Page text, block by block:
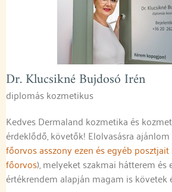
Dr. Klucsikné Bujdosó Irén​
diplomás kozmetikus
Kedves Dermaland kozmetika és
érdeklődő, követők! Elolvasásra
főorvos asszony ezen és egyéb posztjait
főorvos), melyeket szakmai hátterem és
értékrendem alapján magam is követek